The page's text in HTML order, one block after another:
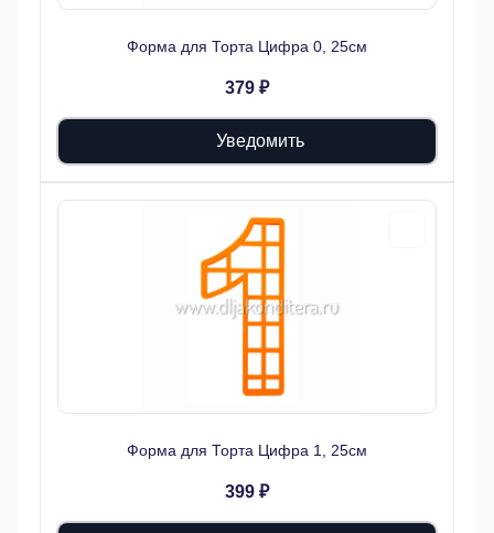
Форма для Торта Цифра 0, 25см
379 ₽
Уведомить
Форма для Торта Цифра 1, 25см
399 ₽